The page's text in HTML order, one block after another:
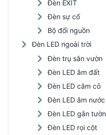
Đèn EXIT
Đèn sự cố
Bộ đổi nguồn
Đèn LED ngoài trời
Đèn trụ sân vườn
Đèn LED âm đất
Đèn LED cắm cỏ
Đèn LED âm nước
Đèn LED gắn
Đèn LED rọi cột